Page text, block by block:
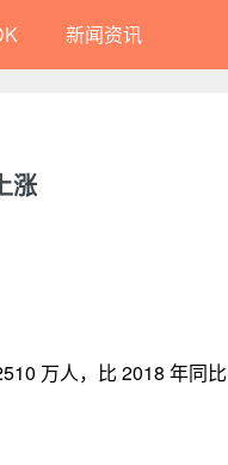
新闻资讯
涨
万人，比 2018 年同比